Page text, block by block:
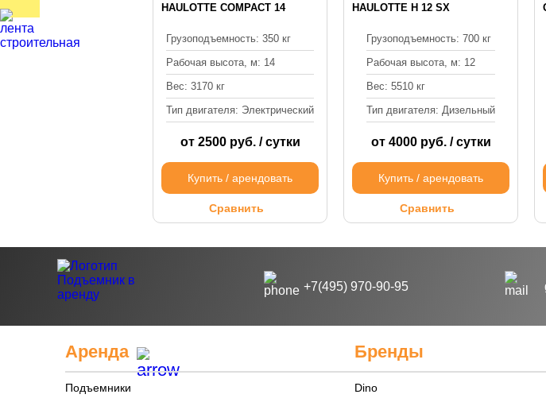
HAULOTTE COMPACT 14
Грузоподъемность: 350 кг
Рабочая высота, м: 14
Вес: 3170 кг
Тип двигателя: Электрический
от 2500 руб. / сутки
Купить / арендовать
Сравнить
HAULOTTE Н 12 SX
Грузоподъемность: 700 кг
Рабочая высота, м: 12
Вес: 5510 кг
Тип двигателя: Дизельный
от 4000 руб. / сутки
Купить / арендовать
Сравнить
+7(495) 970-90-95
Аренда
Подъемники
Бренды
Dino